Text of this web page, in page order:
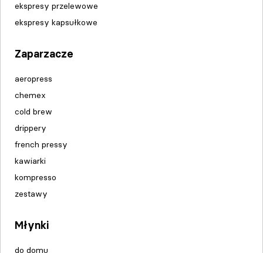
ekspresy przelewowe
ekspresy kapsułkowe
Zaparzacze
aeropress
chemex
cold brew
drippery
french pressy
kawiarki
kompresso
zestawy
Młynki
do domu